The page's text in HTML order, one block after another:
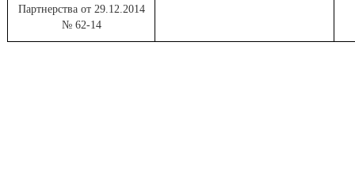
Партнерства от 29.12.2014
№ 62-14